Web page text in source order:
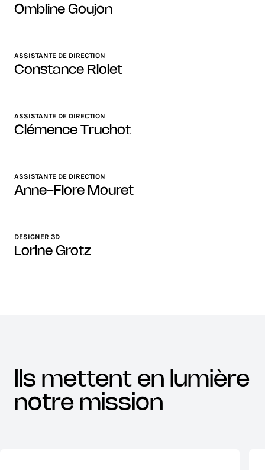
Ombline Goujon
ASSISTANTE DE DIRECTION
Constance Riolet
ASSISTANTE DE DIRECTION
Clémence Truchot
ASSISTANTE DE DIRECTION
Anne-Flore Mouret
DESIGNER 3D
Lorine Grotz
notre mission